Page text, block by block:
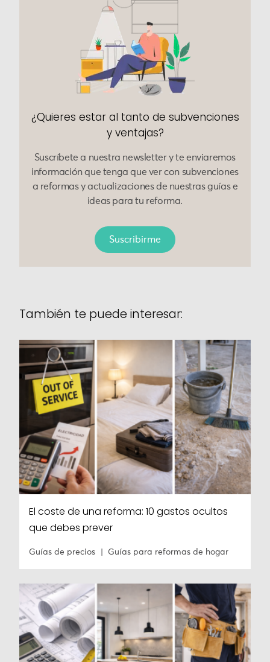
¿Quieres estar al tanto de subvenciones
y ventajas?
Suscríbete a nuestra newsletter y te enviaremos
información que tenga que ver con subvenciones
a reformas y actualizaciones de nuestras guías e
ideas para tu reforma.
Suscribirme
También te puede interesar:
El coste de una reforma: 10 gastos ocultos
que debes prever
Guías de precios Guías para reformas de hogar